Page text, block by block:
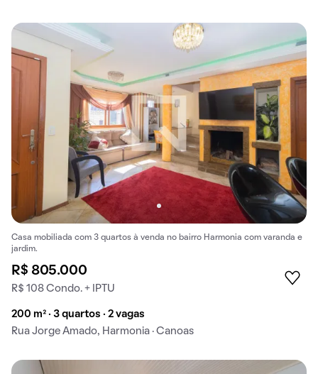
Casa mobiliada com 3 quartos à venda no bairro Harmonia com varanda e
jardim.
R$ 805.000
R$ 108 Condo. + IPTU
200 m² · 3 quartos · 2 vagas
Rua Jorge Amado, Harmonia · Canoas